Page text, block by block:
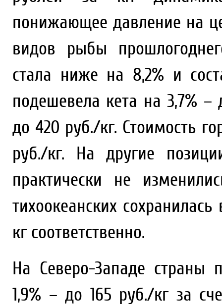
понижающее давление на
видов рыбы
стала ниже на 8,2% и
подешевела кета на 3,7% –
до 420 руб./кг. Стоимость
руб./кг. На другие
практически не
тихоокеанских
кг соответственно.
На Северо-Западе
1,9% – до 165 руб./кг за